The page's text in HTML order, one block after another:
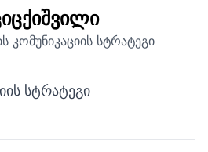
კომუნიკაციის სტრატეგი
სტრატეგი